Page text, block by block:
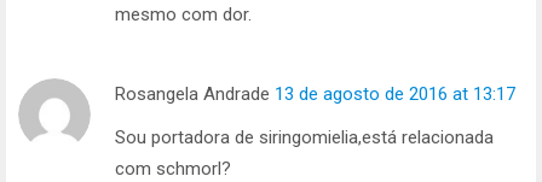
mesmo com dor.
Rosangela Andrade 13 de agosto de 2016 at 13:17
Sou portadora de siringomielia,está relacionada
com schmorl?